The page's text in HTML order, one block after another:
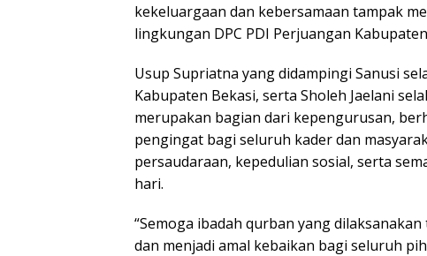
kekeluargaan dan kebersamaan tampak
lingkungan DPC PDI Perjuangan
Usup Supriatna yang didampingi Sanusi
Kabupaten Bekasi, serta Sholeh Jaelani
merupakan bagian dari kepengurusan,
pengingat bagi seluruh kader dan
persaudaraan, kepedulian sosial, serta
hari.
“Semoga ibadah qurban yang
dan menjadi amal kebaikan bagi seluruh